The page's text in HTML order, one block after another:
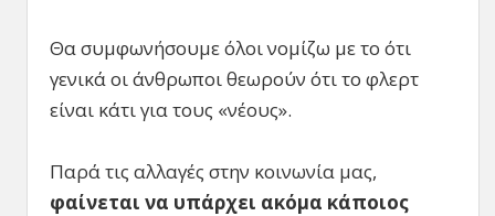
Θα συμφωνήσουμε όλοι νομίζω με το ότι
γενικά οι άνθρωποι θεωρούν ότι το φλερτ
είναι κάτι για τους «νέους».
Παρά τις αλλαγές στην κοινωνία μας,
φαίνεται να υπάρχει ακόμα κάποιος